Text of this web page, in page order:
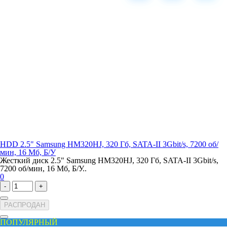
HDD 2.5" Samsung HM320HJ, 320 Гб, SATA-II 3Gbit/s, 7200 об/
мин, 16 Мб, Б/У
Жесткий диск 2.5" Samsung HM320HJ, 320 Гб, SATA-II 3Gbit/s,
7200 об/мин, 16 Мб, Б/У..
0
- +
РАСПРОДАН
ПОПУЛЯРНЫЙ